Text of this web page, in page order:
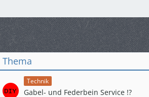
Thema
Technik
Gabel- und Federbein Service !?